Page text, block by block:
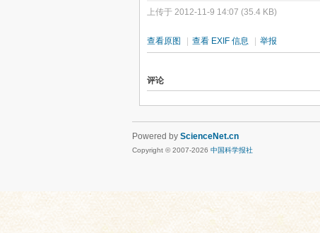
上传于 2012-11-9 14:07 (35.4 KB)
查看原图 查看 EXIF 信息 举报
评论
Powered by ScienceNet.cn
Copyright © 2007-2026 中国科学报社